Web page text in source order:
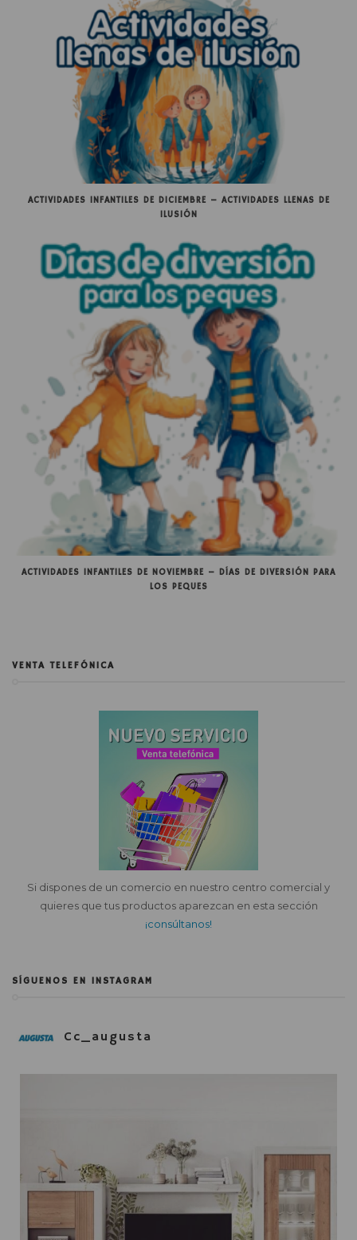
ACTIVIDADES INFANTILES DE DICIEMBRE – ACTIVIDADES LLENAS DE
ILUSIÓN
ACTIVIDADES INFANTILES DE NOVIEMBRE – DÍAS DE DIVERSIÓN PARA
LOS PEQUES
VENTA TELEFÓNICA
Si dispones de un comercio en nuestro centro comercial y
quieres que tus productos aparezcan en esta sección
¡consúltanos!
SÍGUENOS EN INSTAGRAM
Cc_augusta